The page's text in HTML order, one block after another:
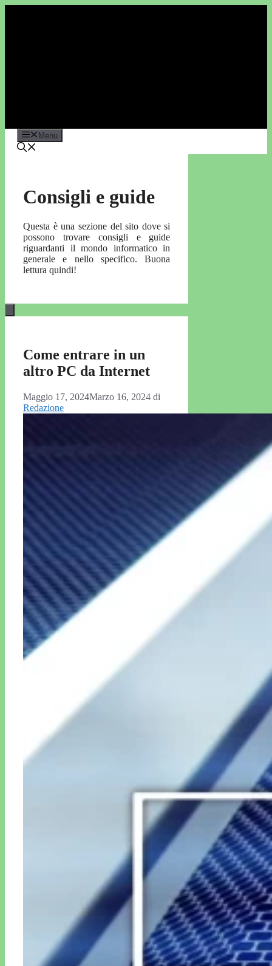
Menu
Consigli e guide
Questa è una sezione del sito dove si
possono trovare consigli e guide
riguardanti il mondo informatico in
generale e nello specifico. Buona
lettura quindi!
Come entrare in un
altro PC da Internet
Maggio 17, 2024Marzo 16, 2024 di
Redazione